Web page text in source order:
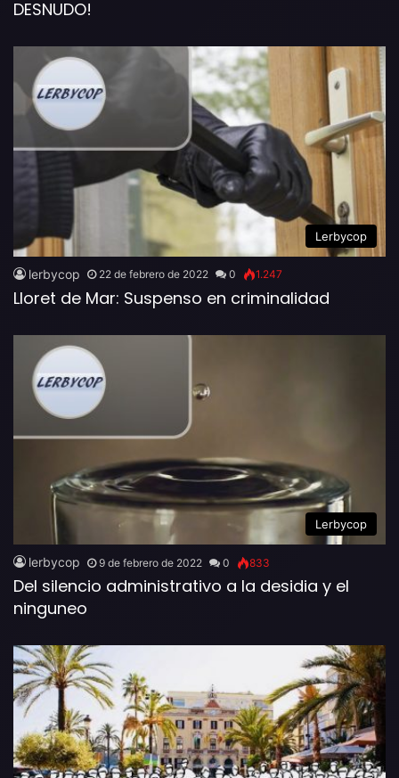
DESNUDO!
Lerbycop
lerbycop 22 de febrero de 2022 0 1.247
Lloret de Mar: Suspenso en criminalidad
Lerbycop
lerbycop 9 de febrero de 2022 0 833
Del silencio administrativo a la desidia y el
ninguneo